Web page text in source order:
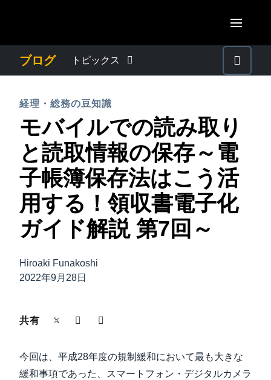
AMERICAS
Canada (Français)
México (Español)
Brasil (Português)
United Kingdom (English)
France (Français)
Deutschland (Deutsch)
Italia (Italiano)
Nederlands (English)
Norway (English)
ASIA PACIFIC
Australia (English)
India (English)
日本（日本語)
Singapore (English)
ブログ トピックス
プレスリリース
電子帳簿保存法・インボイス制度
経理・総務の豆知識
出張・経費管理トレンド
中堅・中小企業
経理・総務の豆知識
モバイルでの読み取り
と読取情報の保存～電
子帳簿保存法はこう活
用する！領収書電子化
ガイド解説 第7回～
Hiroaki Funakoshi
2022年9月28日
共有
今回は、平成28年度の規制緩和において最も大きな
緩和事項であった、スマートフォン・デジタルカメラ